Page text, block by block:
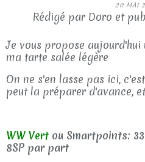
20 MAI
Rédigé par Doro et
Je vous propose
ma tarte salée légère
On ne s'en lasse pas ici,
peut la préparer d'avance,
WW Vert ou Smartpoints:
8SP par part